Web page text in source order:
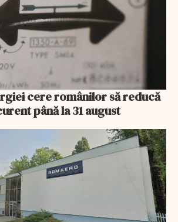
cere românilor să reducă
până la 31 august